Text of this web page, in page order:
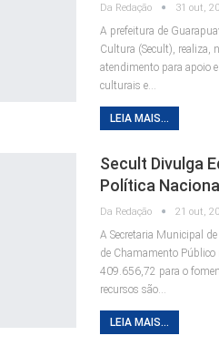
Da Redação 31 out,
A prefeitura de
Cultura (Secult), realiza,
atendimento para apoio
culturais e…
LEIA MAIS...
Secult Divulga
Política
Da Redação 21 out,
A Secretaria Municipal
de Chamamento
409.656,72 para o
recursos são…
LEIA MAIS...